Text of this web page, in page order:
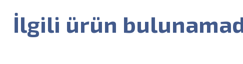
İlgili ürün